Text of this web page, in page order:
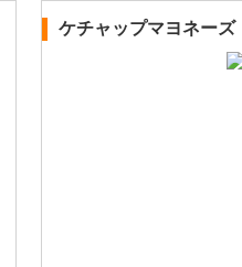
ケチャップマヨネーズ